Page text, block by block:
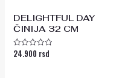
DELIGHTFUL DAY
ČINIJA 32 CM
Ocenjeno
24.900 rsd